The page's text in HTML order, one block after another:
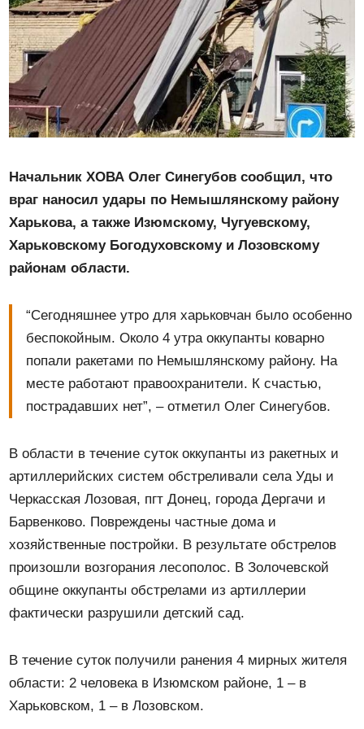
Начальник ХОВА Олег Синегубов сообщил, что
враг наносил удары по Немышлянскому району
Харькова, а также Изюмскому, Чугуевскому,
Харьковскому Богодуховскому и Лозовскому
районам области.
“Сегодняшнее утро для харьковчан было особенно
беспокойным. Около 4 утра оккупанты коварно
попали ракетами по Немышлянскому району. На
месте работают правоохранители. К счастью,
пострадавших нет”, – отметил Олег Синегубов.
В области в течение суток оккупанты из ракетных и
артиллерийских систем обстреливали села Уды и
Черкасская Лозовая, пгт Донец, города Дергачи и
Барвенково. Повреждены частные дома и
хозяйственные постройки. В результате обстрелов
произошли возгорания лесополос. В Золочевской
общине оккупанты обстрелами из артиллерии
фактически разрушили детский сад.
В течение суток получили ранения 4 мирных жителя
области: 2 человека в Изюмском районе, 1 – в
Харьковском, 1 – в Лозовском.